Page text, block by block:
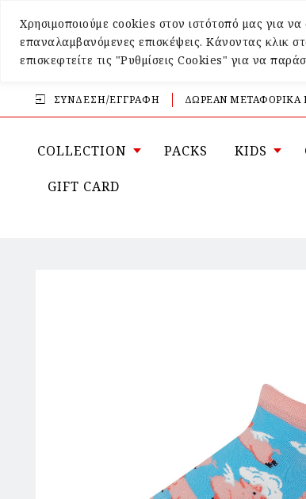
Χρησιμοποιούμε cookies στον ιστότοπό μας για να
επαναλαμβανόμενες επισκέψεις. Κάνοντας κλικ
επισκεφτείτε τις "Ρυθμίσεις Cookies" για να
ΣΎΝΔΕΣΗ/ΕΓΓΡΑΦΉ ΔΩΡΕΑΝ ΜΕΤΑΦΟΡΙΚΑ
COLLECTION PACKS KIDS
GIFT CARD